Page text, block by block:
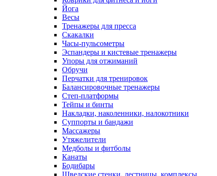
Йога
Весы
Тренажеры для пресса
Скакалки
Часы-пульсометры
Эспандеры и кистевые тренажеры
Упоры для отжиманий
Обручи
Перчатки для тренировок
Балансировочные тренажеры
Степ-платформы
Тейпы и бинты
Накладки, наколенники, налокотники
Суппорты и бандажи
Массажеры
Утяжелители
Медболы и фитболы
Канаты
Бодибары
Шведские стенки, лестницы, комплексы